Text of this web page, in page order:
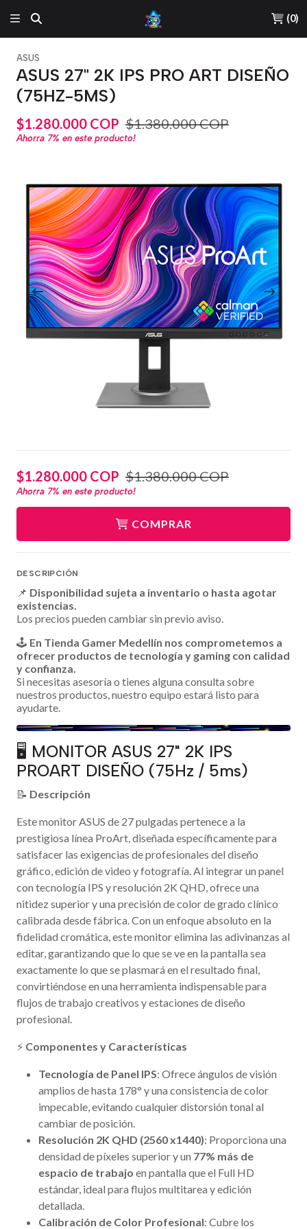
(0)
ASUS
ASUS 27" 2K IPS PRO ART DISEÑO
(75HZ-5MS)
$1.280.000 COP $1.380.000 COP
Ahorra 7% en este producto!
$1.280.000 COP $1.380.000 COP
Ahorra 7% en este producto!
COMPRAR
DESCRIPCIÓN
📌 Disponibilidad sujeta a inventario o hasta agotar
existencias.
Los precios pueden cambiar sin previo aviso.
🕹️ En Tienda Gamer Medellín nos comprometemos a
ofrecer productos de tecnología y gaming con calidad
y confianza.
Si necesitas asesoría o tienes alguna consulta sobre
nuestros productos, nuestro equipo estará listo para
ayudarte.
🖥️ MONITOR ASUS 27" 2K IPS
PROART DISEÑO (75Hz / 5ms)
📝 Descripción
Este monitor ASUS de 27 pulgadas pertenece a la
prestigiosa línea ProArt, diseñada específicamente para
satisfacer las exigencias de profesionales del diseño
gráfico, edición de video y fotografía. Al integrar un panel
con tecnología IPS y resolución 2K QHD, ofrece una
nitidez superior y una precisión de color de grado clínico
calibrada desde fábrica. Con un enfoque absoluto en la
fidelidad cromática, este monitor elimina las adivinanzas al
editar, garantizando que lo que se ve en la pantalla sea
exactamente lo que se plasmará en el resultado final,
convirtiéndose en una herramienta indispensable para
flujos de trabajo creativos y estaciones de diseño
profesional.
⚡ Componentes y Características
Tecnología de Panel IPS: Ofrece ángulos de visión
amplios de hasta 178° y una consistencia de color
impecable, evitando cualquier distorsión tonal al
cambiar de posición.
Resolución 2K QHD (2560 x1440): Proporciona una
densidad de píxeles superior y un 77% más de
espacio de trabajo en pantalla que el Full HD
estándar, ideal para flujos multitarea y edición
detallada.
Calibración de Color Profesional: Cubre los